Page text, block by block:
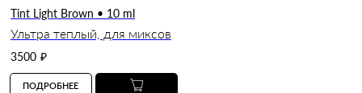
Tint Light Brown • 10 ml
Ультра теплый, для миксов
3500 ₽
ПОДРОБНЕЕ